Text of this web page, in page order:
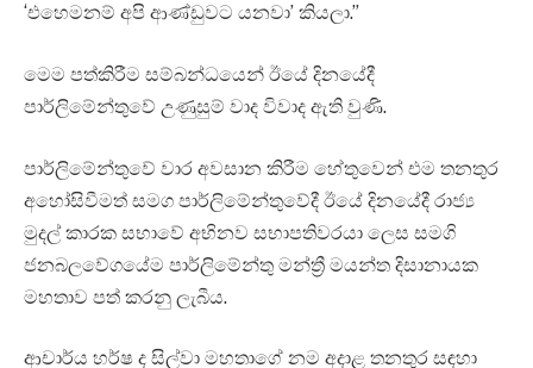
‘එහෙමනම් අපි ආණ්ඩුවට යනවා’ කියලා.”
මෙම පත්කිරීම සම්බන්ධයෙන් ඊයේ දිනයේදී
පාර්ලිමේන්තුවේ උණුසුම් වාද විවාද ඇති වුණි.
පාර්ලිමේන්තුවේ වාර අවසාන කිරීම හේතුවෙන් එම තනතුර
අහෝසිවීමත් සමග පාර්ලිමේන්තුවේදී ඊයේ දිනයේදී රාජ්‍ය
මුදල් කාරක සභාවේ අභිනව සභාපතිවරයා ලෙස සමගි
ජනබලවේගයේම පාර්ලිමේන්තු මන්ත්‍රී මයන්ත දිසානායක
මහතාව පත් කරනු ලැබීය.
ආචාර්ය හර්ෂ ද සිල්වා මහතාගේ නම අදාළ තනතුර සඳහා